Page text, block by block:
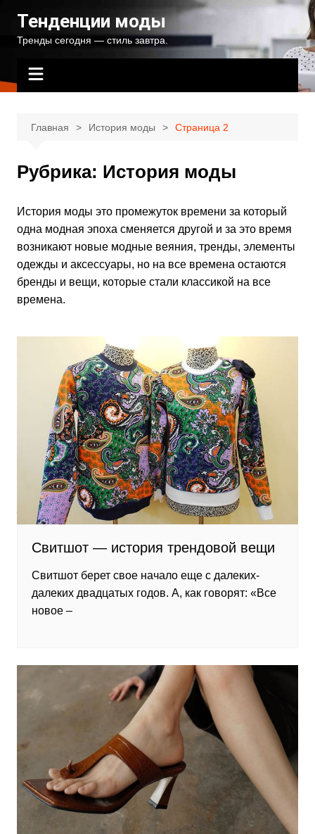
содержимому
Тенденции моды
Тренды сегодня — стиль завтра.
Главная История моды Страница 2
Рубрика: История моды
История моды это промежуток времени за который
одна модная эпоха сменяется другой и за это время
возникают новые модные веяния, тренды, элементы
одежды и аксессуары, но на все времена остаются
бренды и вещи, которые стали классикой на все
времена.
Свитшот — история трендовой вещи
Свитшот берет свое начало еще с далеких-
далеких двадцатых годов. А, как говорят: «Все
новое –